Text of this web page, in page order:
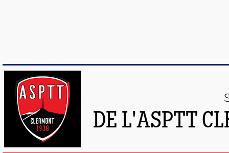
DE L'ASPTT